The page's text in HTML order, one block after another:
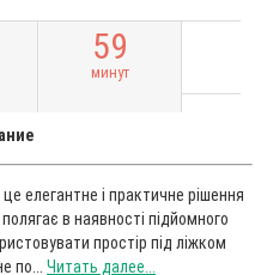
59
минут
елегантне і практичне рішення
в наявності підйомного
простір під ліжком
по... Читать далее...